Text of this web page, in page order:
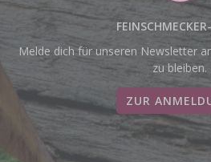
Melde dich für unseren Newsletter
zu bleiben.
ZUR